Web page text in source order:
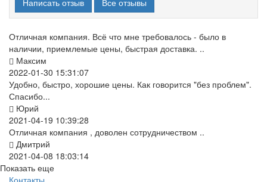
Написать отзыв
Все отзывы
Отличная компания. Всё что мне требовалось - было в
наличии, приемлемые цены, быстрая доставка. ..
Максим
2022-01-30 15:31:07
Удобно, быстро, хорошие цены. Как говорится "без проблем".
Спасибо...
Юрий
2021-04-19 10:39:28
Отличная компания , доволен сотрудничеством ..
Дмитрий
2021-04-08 18:03:14
Показать еще